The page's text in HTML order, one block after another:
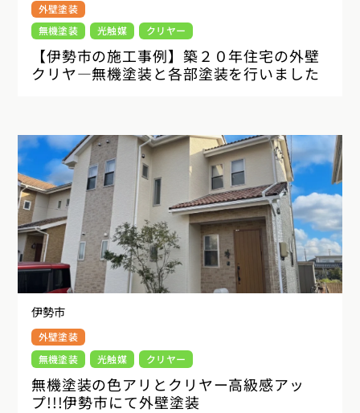
外壁塗装
無機塗装
光触媒 クリヤー
【伊勢市の施工事例】築２０年住宅の外壁
クリヤ―無機塗装と各部塗装を行いました
伊勢市
外壁塗装
無機塗装
光触媒 クリヤー
無機塗装の色アリとクリヤー高級感アッ
プ!!!伊勢市にて外壁塗装